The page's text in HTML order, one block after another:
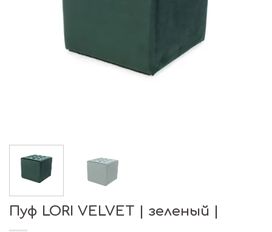
Пуф LORI VELVET | зеленый |